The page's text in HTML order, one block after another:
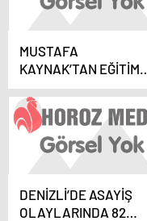
MUSTAFA
KAYNAK’TAN EĞİTİME
BÜYÜK DESTEK
DENİZLİ’DE ASAYİŞ
OLAYLARINDA 82